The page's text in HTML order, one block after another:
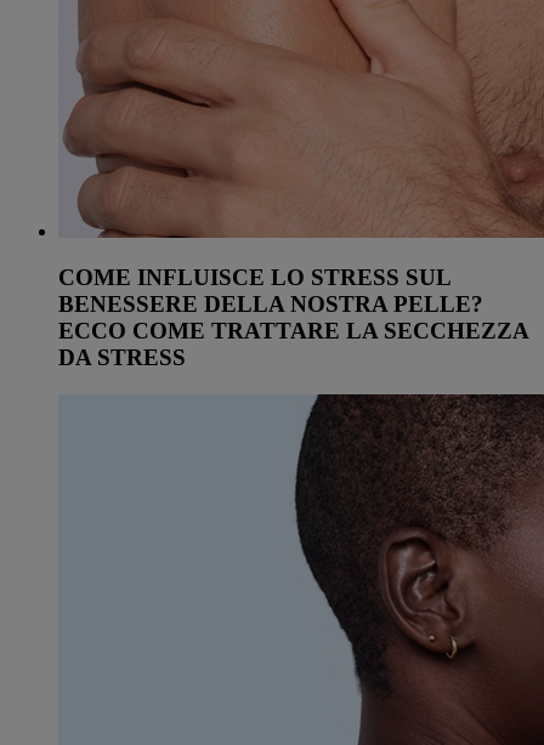
COME INFLUISCE LO STRESS SUL
BENESSERE DELLA NOSTRA PELLE?
ECCO COME TRATTARE LA SECCHEZZA
DA STRESS